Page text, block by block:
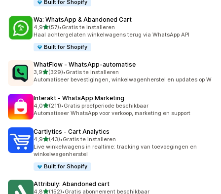
Built for Shopify
Wa: WhatsApp & Abandoned Cart
4,9van 5 sterren
(57)
57 recensies in totaal
•Gratis te installeren
Haal achtergelaten winkelwagens terug via WhatsApp API
Built for Shopify
WhatFlow ‑ WhatsApp‑automatise
3,9van 5 sterren
(329)
329 recensies in totaal
•Gratis te installeren
Automatiseer bevestigingen, winkelwagenherstel en updates op W
Interakt ‑ WhatsApp Marketing
4,0van 5 sterren
(211)
211 recensies in totaal
•Gratis proefperiode beschikbaar
Automatiseer WhatsApp voor verkoop, marketing en support
Cartlytics ‑ Cart Analytics
4,9van 5 sterren
(43)
43 recensies in totaal
•Gratis te installeren
Live winkelwagens in realtime: tracking van toevoegingen en
winkelwagenherstel
Built for Shopify
Attribuly: Abandoned cart
4,8van 5 sterren
(152)•Gratis abonnement beschikbaar